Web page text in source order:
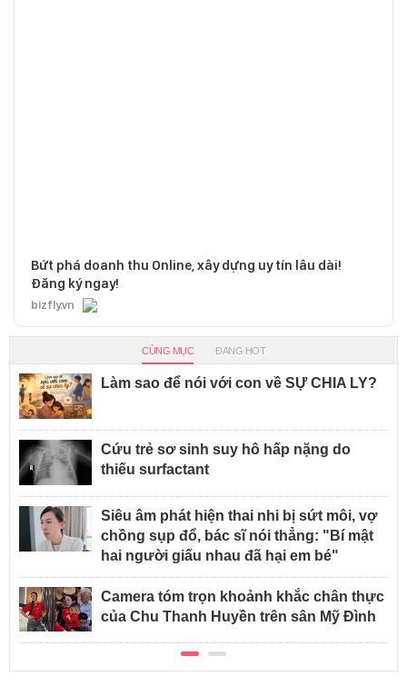
Bứt phá doanh thu Online, xây dựng uy tín lâu dài!
Đăng ký ngay!
bizfly.vn
CÙNG MỤC ĐANG HOT
Làm sao để nói với con về SỰ CHIA LY?
Cứu trẻ sơ sinh suy hô hấp nặng do
thiếu surfactant
Siêu âm phát hiện thai nhi bị sứt môi, vợ
chồng sụp đổ, bác sĩ nói thẳng: "Bí mật
hai người giấu nhau đã hại em bé"
Camera tóm trọn khoảnh khắc chân thực
của Chu Thanh Huyền trên sân Mỹ Đình